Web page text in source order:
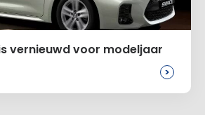
vernieuwd voor modeljaar
>